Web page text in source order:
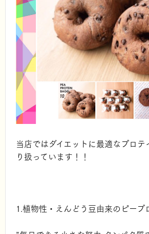
当店ではダイエットに最適なプロテ
り扱っています！！
1.植物性・えんどう豆由来のピープ